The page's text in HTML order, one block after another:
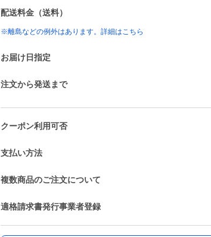
配送料金（送料）
※離島などの例外はあります。詳細はこちら
お届け日指定
注文から発送まで
クーポン利用可否
支払い方法
複数商品のご注文について
適格請求書発行事業者登録